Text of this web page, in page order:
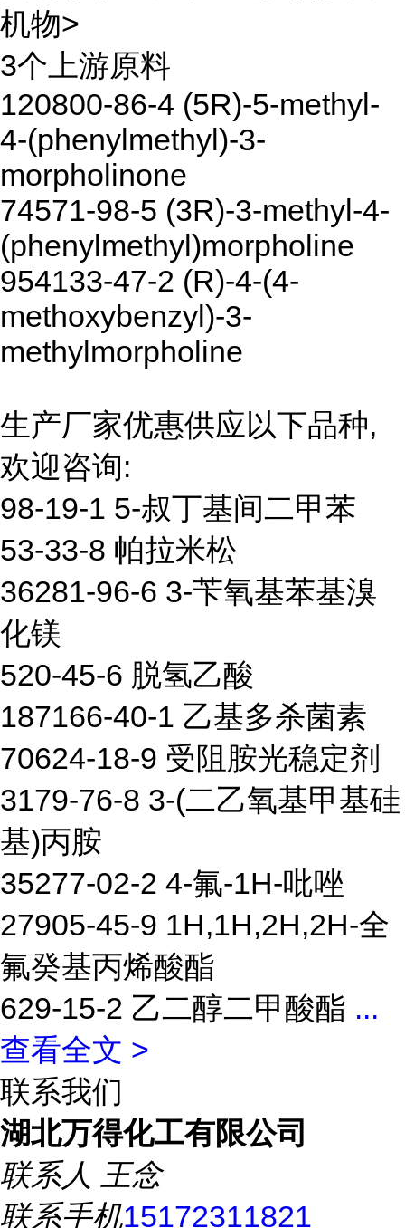
机物>
3个上游原料
120800-86-4 (5R)-5-methyl-
4-(phenylmethyl)-3-
morpholinone
74571-98-5 (3R)-3-methyl-4-
(phenylmethyl)morpholine
954133-47-2 (R)-4-(4-
methoxybenzyl)-3-
methylmorpholine
生产厂家优惠供应以下品种,
欢迎咨询:
98-19-1 5-叔丁基间二甲苯
53-33-8 帕拉米松
36281-96-6 3-苄氧基苯基溴
化镁
520-45-6 脱氢乙酸
187166-40-1 乙基多杀菌素
70624-18-9 受阻胺光稳定剂
3179-76-8 3-(二乙氧基甲基硅
基)丙胺
35277-02-2 4-氟-1H-吡唑
27905-45-9 1H,1H,2H,2H-全
氟癸基丙烯酸酯
629-15-2 乙二醇二甲酸酯 ...
查看全文 >
联系我们
湖北万得化工有限公司
联系人 王念
联系手机15172311821